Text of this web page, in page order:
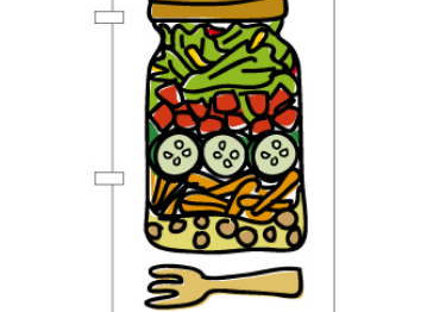
カルチャー・教養
車・バイク関連 その他
OTHER ITEMS
関連アイテムを見る
お届け納期と配送方法
よくある質問
オリジナルオーダー制作事例